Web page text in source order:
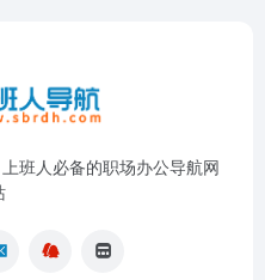
班人必备的职场办公导航网